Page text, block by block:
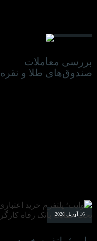
بررسی معاملات
صندوق‌های طلا و نقره
16 آوریل 2026